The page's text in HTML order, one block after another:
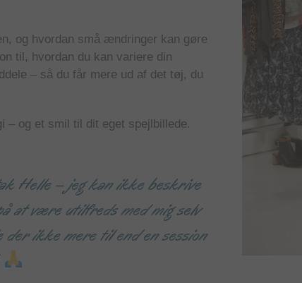
og hvordan små ændringer kan gøre
til, hvordan du kan variere din
– så du får mere ud af det tøj, du
– og et smil til dit eget spejlbillede.
Helle – jeg kan ikke beskrive
at være utilfreds med mig selv
der ikke mere til end en session